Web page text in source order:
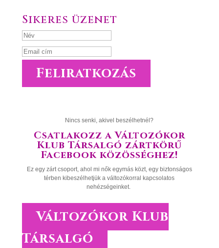
Sikeres üzenet
Feliratkozás
Nincs senki, akivel beszélhetnél?
Csatlakozz a Változókor
Klub Társalgó zártkörű
Facebook közösséghez!
Ez egy zárt csoport, ahol mi nők egymás közt, egy biztonságos
térben kibeszélhetjük a változókorral kapcsolatos
nehézségeinket.
Változókor Klub
Társalgó